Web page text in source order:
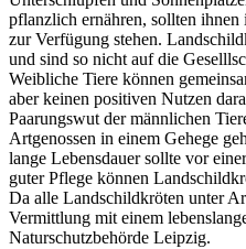
pflanzlich ernähren, sollten ihnen
zur Verfügung stehen.
und sind so nicht auf die
Weibliche Tiere können
aber keinen positiven Nutzen
Paarungswut der männlichen
Artgenossen in einem Gehege
lange Lebensdauer sollte vor
guter Pflege können
Da alle Landschildkröten unter
Vermittlung mit einem
Naturschutzbehörde Leipzig.